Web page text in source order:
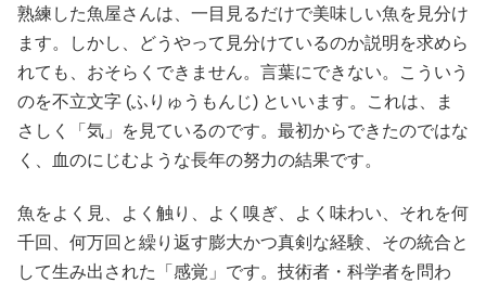
熟練した魚屋さんは、一目見るだけで美味しい魚を見分け
ます。しかし、どうやって見分けているのか説明を求めら
れても、おそらくできません。言葉にできない。こういう
のを不立文字 (ふりゅうもんじ) といいます。これは、ま
さしく「気」を見ているのです。最初からできたのではな
く、血のにじむような長年の努力の結果です。
魚をよく見、よく触り、よく嗅ぎ、よく味わい、それを何
千回、何万回と繰り返す膨大かつ真剣な経験、その統合と
して生み出された「感覚」です。技術者・科学者を問わ